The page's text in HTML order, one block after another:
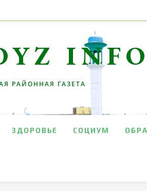
INFO
РАЙОННАЯ ГАЗЕТА
ЗДОРОВЬЕ СОЦИУМ